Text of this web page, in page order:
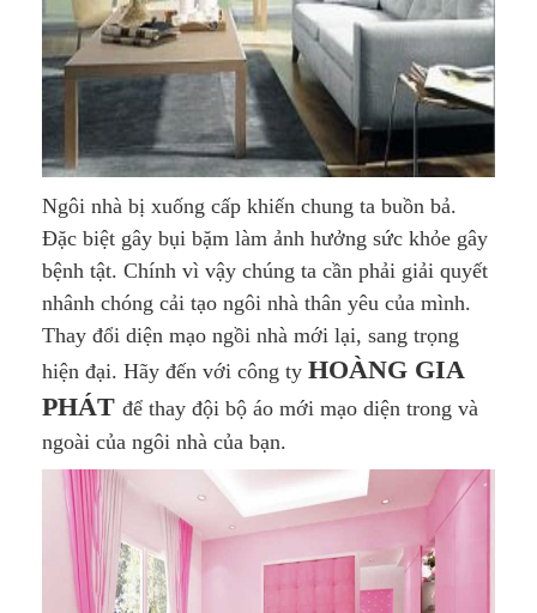
Ngôi nhà bị xuống cấp khiến chung ta buồn bả.
Đặc biệt gây bụi bặm làm ảnh hưởng sức khỏe gây
bệnh tật. Chính vì vậy chúng ta cần phải giải quyết
nhânh chóng cải tạo ngôi nhà thân yêu của mình.
Thay đổi diện mạo ngồi nhà mới lại, sang trọng
hiện đại. Hãy đến với công ty HOÀNG GIA
PHÁT để thay đội bộ áo mới mạo diện trong và
ngoài của ngôi nhà của bạn.